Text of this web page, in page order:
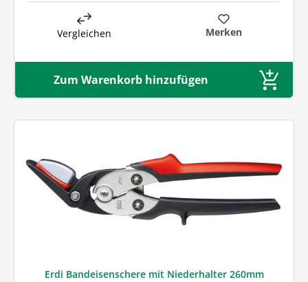
Vergleichen Merken
Zum Warenkorb hinzufügen
Erdi Bandeisenschere mit Niederhalter 260mm